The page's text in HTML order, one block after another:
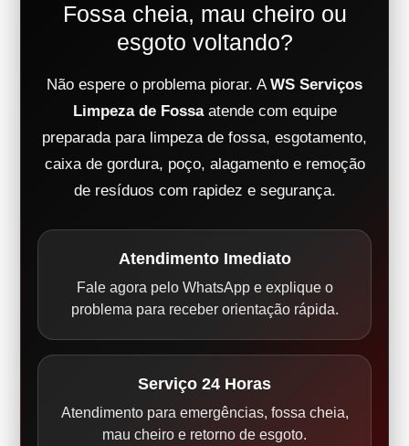
Fossa cheia, mau cheiro ou
esgoto voltando?
Não espere o problema piorar. A WS Serviços
Limpeza de Fossaatende com equipe
preparada para limpeza de fossa, esgotamento,
caixa de gordura, poço, alagamento e remoção
de resíduos com rapidez e segurança.
Atendimento Imediato
Fale agora pelo WhatsApp e explique o
problema para receber orientação rápida.
Serviço 24 Horas
Atendimento para emergências, fossa cheia,
mau cheiro e retorno de esgoto.